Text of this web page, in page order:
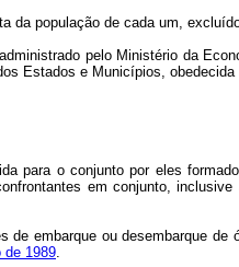
da população de cada um,
pelo Ministério da
Estados e Municípios, obedecida
para o conjunto por eles
em conjunto,
embarque ou desembarque
de 1989.